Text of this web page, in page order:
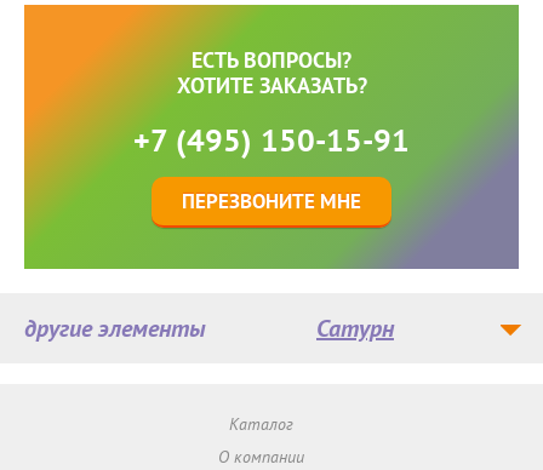
ЕСТЬ ВОПРОСЫ?
ХОТИТЕ ЗАКАЗАТЬ?
+7 (495) 150-15-91
ПЕРЕЗВОНИТЕ МНЕ
другие элементы Сатурн
Каталог
О компании